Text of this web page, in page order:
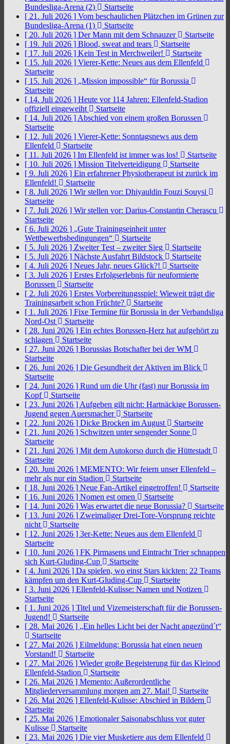
Bundesliga-Arena (2)
Startseite
[ 21. Juli 2026 ] Vom beschaulichen Plätzchen im Grünen zur
Bundesliga-Arena (1)
Startseite
[ 20. Juli 2026 ] Der Mann mit dem Schnauzer
Startseite
[ 19. Juli 2026 ] Blood, sweat and tears
Startseite
[ 17. Juli 2026 ] Kein Test in Merchweiler!
Startseite
[ 15. Juli 2026 ] Vierer-Kette: Neues aus dem Ellenfeld
Startseite
[ 15. Juli 2026 ] „Mission impossible“ für Borussia
Startseite
[ 14. Juli 2026 ] Heute vor 114 Jahren: Ellenfeld-Stadion
offiziell eingeweiht
Startseite
[ 14. Juli 2026 ] Abschied von einem großen Borussen
Startseite
[ 12. Juli 2026 ] Vierer-Kette: Sonntagsnews aus dem
Ellenfeld
Startseite
[ 11. Juli 2026 ] Im Ellenfeld ist immer was los!
Startseite
[ 10. Juli 2026 ] Mission Titelverteidigung
Startseite
[ 9. Juli 2026 ] Ein erfahrener Physiotherapeut ist zurück im
Ellenfeld!
Startseite
[ 8. Juli 2026 ] Wir stellen vor: Dhiyauldin Fouzi Souysi
Startseite
[ 7. Juli 2026 ] Wir stellen vor: Darius-Constantin Cherascu
Startseite
[ 6. Juli 2026 ] „Gute Trainingseinheit unter
Wettbewerbsbedingungen“
Startseite
[ 5. Juli 2026 ] Zweiter Test – zweiter Sieg
Startseite
[ 5. Juli 2026 ] Nächste Ausfahrt Bildstock
Startseite
[ 4. Juli 2026 ] Neues Jahr, neues Glück?!
Startseite
[ 3. Juli 2026 ] Erstes Erfolgserlebnis für neuformierte
Borussen
Startseite
[ 2. Juli 2026 ] Erstes Vorbereitungsspiel: Wieweit trägt die
Trainingsarbeit schon Früchte?
Startseite
[ 1. Juli 2026 ] Fixe Termine für Borussia in der Verbandsliga
Nord-Ost
Startseite
[ 28. Juni 2026 ] Ein echtes Borussen-Herz hat aufgehört zu
schlagen
Startseite
[ 27. Juni 2026 ] Borussias Botschafter bei der WM
Startseite
[ 26. Juni 2026 ] Die Gesundheit der Aktiven im Blick
Startseite
[ 24. Juni 2026 ] Rund um die Uhr (fast) nur Borussia im
Kopf
Startseite
[ 23. Juni 2026 ] Aufgeben gilt nicht: Hartnäckige Borussen-
Jugend gegen Auersmacher
Startseite
[ 22. Juni 2026 ] Dicke Brocken im August
Startseite
[ 21. Juni 2026 ] Schwitzen unter sengender Sonne
Startseite
[ 21. Juni 2026 ] Mit dem Autokorso durch die Hüttestadt
Startseite
[ 20. Juni 2026 ] MEMENTO: Wir feiern unser Ellenfeld –
mehr als nur ein Stadion
Startseite
[ 18. Juni 2026 ] Neue Fan-Artikel eingetroffen!
Startseite
[ 16. Juni 2026 ] Nomen est omen
Startseite
[ 14. Juni 2026 ] Was erwartet die neue Borussia?
Startseite
[ 13. Juni 2026 ] Zweimaliger Drei-Tore-Vorsprung reichte
nicht
Startseite
[ 12. Juni 2026 ] 3er-Kette: Neues aus dem Ellenfeld
Startseite
[ 10. Juni 2026 ] FK Pirmasens und Eintracht Trier schnappen
sich Kurt-Gluding-Cup
Startseite
[ 4. Juni 2026 ] Da spielen, wo einst Stars kickten: 22 Teams
kämpfen um den Kurt-Gluding-Cup
Startseite
[ 3. Juni 2026 ] Ellenfeld-Kulisse: Namen und Notizen
Startseite
[ 1. Juni 2026 ] Titel und Vizemeisterschaft für die Borussen-
Jugend!
Startseite
[ 28. Mai 2026 ] „Ein helles Licht bei der Nacht angezünd´t“
Startseite
[ 27. Mai 2026 ] Eilmeldung: Borussia hat einen neuen
Vorstand!
Startseite
[ 27. Mai 2026 ] Wieder große Begeisterung für das Kleinod
Ellenfeld-Stadion
Startseite
[ 26. Mai 2026 ] Memento: Außerordentliche
Mitgliederversammlung morgen am 27. Mai!
Startseite
[ 26. Mai 2026 ] Ellenfeld-Kulisse: Abschied in Bildern
Startseite
[ 25. Mai 2026 ] Emotionaler Saisonabschluss vor guter
Kulisse
Startseite
[ 23. Mai 2026 ] Die vier Musketiere aus dem Ellenfeld